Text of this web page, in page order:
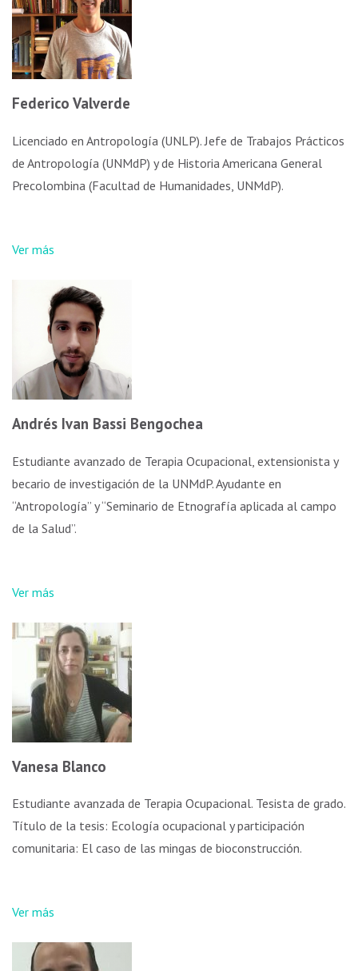
Federico Valverde​
Licenciado en Antropología (UNLP). Jefe de Trabajos Prácticos
de Antropología (UNMdP) y de Historia Americana General
Precolombina (Facultad de Humanidades, UNMdP).
Ver más
Andrés Ivan Bassi Bengochea
Estudiante avanzado de Terapia Ocupacional, extensionista y
becario de investigación de la UNMdP. Ayudante en
“Antropología” y “Seminario de Etnografía aplicada al campo
de la Salud”.
Ver más
Vanesa Blanco
Estudiante avanzada de Terapia Ocupacional. Tesista de grado.
Título de la tesis: Ecología ocupacional y participación
comunitaria: El caso de las mingas de bioconstrucción.
Ver más